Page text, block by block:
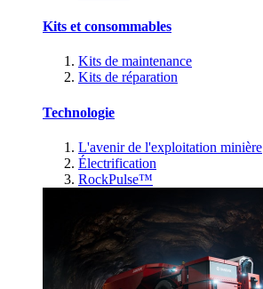
Kits et consommables
Kits de maintenance
Kits de réparation
Technologie
L'avenir de l'exploitation minière
Électrification
RockPulse™